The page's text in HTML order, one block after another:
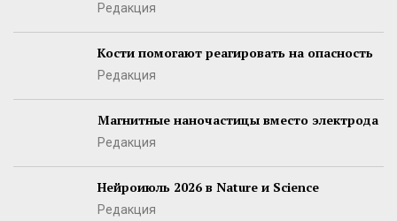
Редакция
Кости помогают реагировать на опасность
Редакция
Магнитные наночастицы вместо электрода
Редакция
Нейроиюль 2026 в Nature и Science
Редакция